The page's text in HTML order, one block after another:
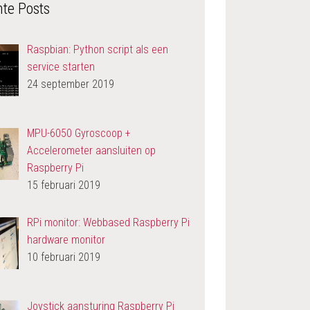
Posts
Raspbian: Python script als een
service starten
24 september 2019
MPU-6050 Gyroscoop +
Accelerometer aansluiten op
Raspberry Pi
15 februari 2019
RPi monitor: Webbased Raspberry Pi
hardware monitor
10 februari 2019
Joystick aansturing Raspberry Pi